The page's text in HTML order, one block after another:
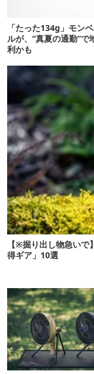
「たった134g」モン
ルが、“真夏の通勤”で
利かも
【※掘り出し物急い
得ギア」10選